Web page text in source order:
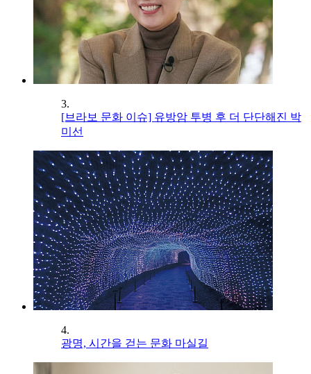
3.
[브라보 문화 이슈] 유방암 투병 후 더 단단해진 박
미선
4.
광명, 시간을 걷는 문화 마실길